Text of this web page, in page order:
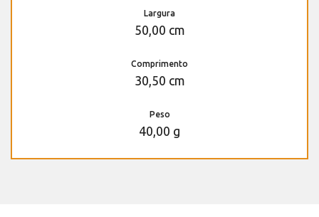
Largura
50,00 cm
Comprimento
30,50 cm
Peso
40,00 g